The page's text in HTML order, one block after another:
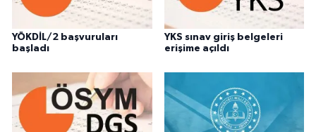
YÖKDİL/2 başvuruları
başladı
YKS sınav giriş belgeleri
erişime açıldı